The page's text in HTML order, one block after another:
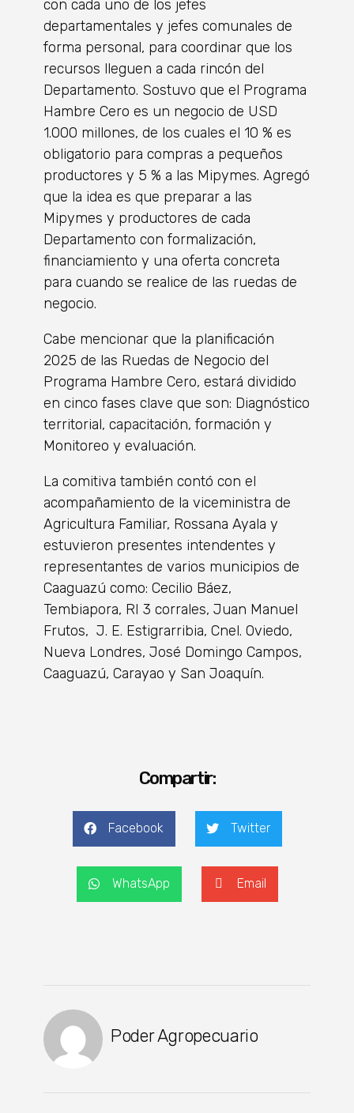
con cada uno de los jefes
departamentales y jefes comunales de
forma personal, para coordinar que los
recursos lleguen a cada rincón del
Departamento. Sostuvo que el Programa
Hambre Cero es un negocio de USD
1.000 millones, de los cuales el 10 % es
obligatorio para compras a pequeños
productores y 5 % a las Mipymes. Agregó
que la idea es que preparar a las
Mipymes y productores de cada
Departamento con formalización,
financiamiento y una oferta concreta
para cuando se realice de las ruedas de
negocio.
Cabe mencionar que la planificación
2025 de las Ruedas de Negocio del
Programa Hambre Cero, estará dividido
en cinco fases clave que son: Diagnóstico
territorial, capacitación, formación y
Monitoreo y evaluación.
La comitiva también contó con el
acompañamiento de la viceministra de
Agricultura Familiar, Rossana Ayala y
estuvieron presentes intendentes y
representantes de varios municipios de
Caaguazú como: Cecilio Báez,
Tembiapora, RI 3 corrales, Juan Manuel
Frutos, J. E. Estigrarribia, Cnel. Oviedo,
Nueva Londres, José Domingo Campos,
Caaguazú, Carayao y San Joaquín.
Compartir:
Facebook Twitter
WhatsApp Email
Poder Agropecuario